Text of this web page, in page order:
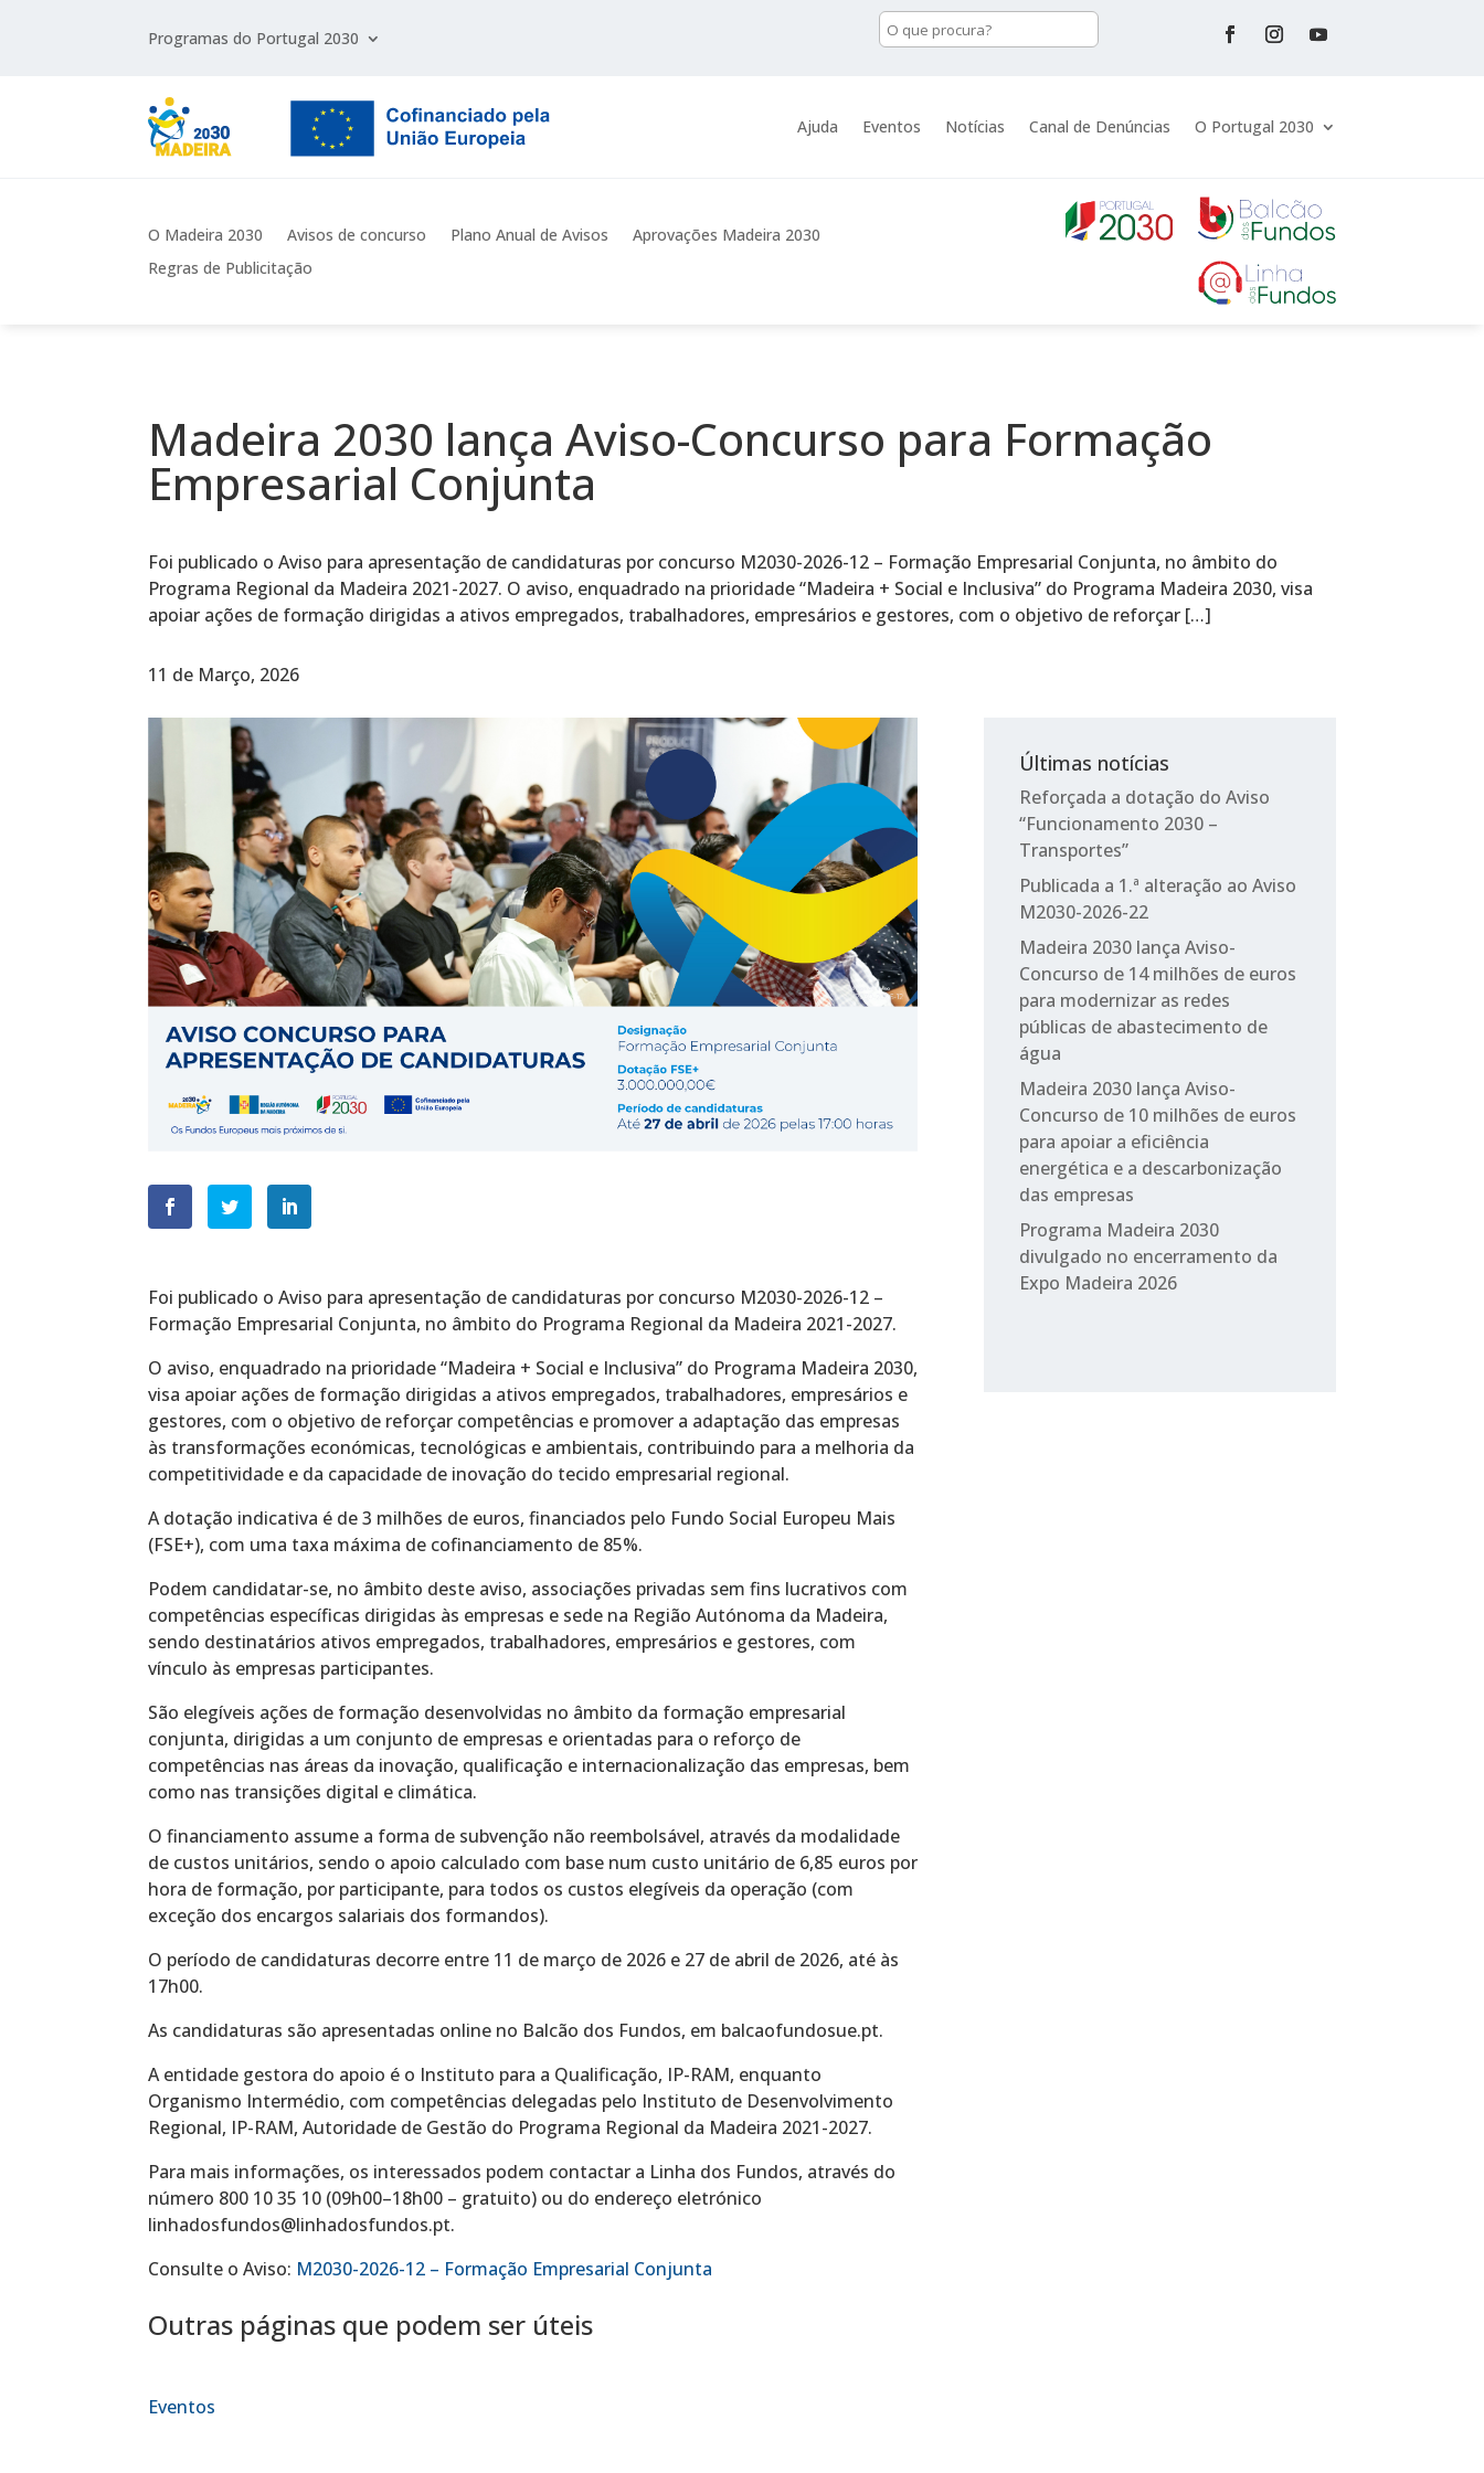
Programas do Portugal 2030
Ajuda Eventos Notícias Canal de Denúncias O Portugal 2030
O Madeira 2030 Avisos de concurso Plano Anual de Avisos
Aprovações Madeira 2030
Regras de Publicitação
Madeira 2030 lança Aviso-Concurso para Formação
Empresarial Conjunta
Foi publicado o Aviso para apresentação de candidaturas por concurso M2030-2026-12 – Formação Empresarial Conjunta, no âmbito do
Programa Regional da Madeira 2021-2027. O aviso, enquadrado na prioridade “Madeira + Social e Inclusiva” do Programa Madeira 2030, visa
apoiar ações de formação dirigidas a ativos empregados, trabalhadores, empresários e gestores, com o objetivo de reforçar […]
11 de Março, 2026
Foi publicado o Aviso para apresentação de candidaturas por concurso M2030-2026-12 –
Formação Empresarial Conjunta, no âmbito do Programa Regional da Madeira 2021-2027.
O aviso, enquadrado na prioridade “Madeira + Social e Inclusiva” do Programa Madeira 2030,
visa apoiar ações de formação dirigidas a ativos empregados, trabalhadores, empresários e
gestores, com o objetivo de reforçar competências e promover a adaptação das empresas
às transformações económicas, tecnológicas e ambientais, contribuindo para a melhoria da
competitividade e da capacidade de inovação do tecido empresarial regional.
A dotação indicativa é de 3 milhões de euros, financiados pelo Fundo Social Europeu Mais
(FSE+), com uma taxa máxima de cofinanciamento de 85%.
Podem candidatar-se, no âmbito deste aviso, associações privadas sem fins lucrativos com
competências específicas dirigidas às empresas e sede na Região Autónoma da Madeira,
sendo destinatários ativos empregados, trabalhadores, empresários e gestores, com
vínculo às empresas participantes.
São elegíveis ações de formação desenvolvidas no âmbito da formação empresarial
conjunta, dirigidas a um conjunto de empresas e orientadas para o reforço de
competências nas áreas da inovação, qualificação e internacionalização das empresas, bem
como nas transições digital e climática.
O financiamento assume a forma de subvenção não reembolsável, através da modalidade
de custos unitários, sendo o apoio calculado com base num custo unitário de 6,85 euros por
hora de formação, por participante, para todos os custos elegíveis da operação (com
exceção dos encargos salariais dos formandos).
O período de candidaturas decorre entre 11 de março de 2026 e 27 de abril de 2026, até às
17h00.
As candidaturas são apresentadas online no Balcão dos Fundos, em balcaofundosue.pt.
A entidade gestora do apoio é o Instituto para a Qualificação, IP-RAM, enquanto
Organismo Intermédio, com competências delegadas pelo Instituto de Desenvolvimento
Regional, IP-RAM, Autoridade de Gestão do Programa Regional da Madeira 2021-2027.
Para mais informações, os interessados podem contactar a Linha dos Fundos, através do
número 800 10 35 10 (09h00–18h00 – gratuito) ou do endereço eletrónico
linhadosfundos@linhadosfundos.pt.
Consulte o Aviso: M2030-2026-12 – Formação Empresarial Conjunta
Últimas notícias
Reforçada a dotação do Aviso
“Funcionamento 2030 –
Transportes”
Publicada a 1.ª alteração ao Aviso
M2030-2026-22
Madeira 2030 lança Aviso-
Concurso de 14 milhões de euros
para modernizar as redes
públicas de abastecimento de
água
Madeira 2030 lança Aviso-
Concurso de 10 milhões de euros
para apoiar a eficiência
energética e a descarbonização
das empresas
Programa Madeira 2030
divulgado no encerramento da
Expo Madeira 2026
Outras páginas que podem ser úteis
Eventos